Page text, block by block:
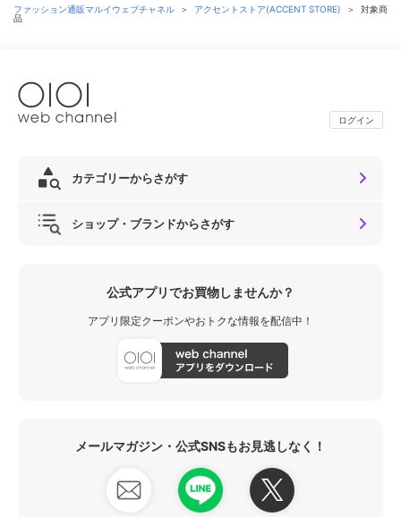
ファッション通販マルイウェブチャネル ＞ アクセントストア(ACCENT STORE) ＞
対象商
品
ログイン
カテゴリーからさがす
ショップ・ブランドからさがす
公式アプリでお買物しませんか？
アプリ限定クーポンやおトクな情報を配信中！
メールマガジン・公式SNSもお見逃しなく！